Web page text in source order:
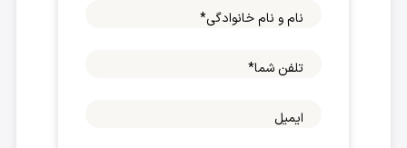
نام و نام خانوادگی*
تلفن شما*
ایمیل